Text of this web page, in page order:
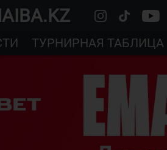
ТУРНИРНАЯ ТАБЛИЦА